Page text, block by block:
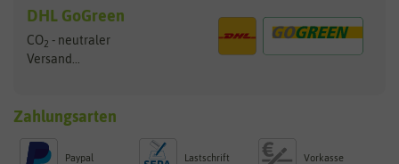
DHL GoGreen
CO2 - neutraler
Versand...
Zahlungsarten
Paypal Lastschrift Vorkasse